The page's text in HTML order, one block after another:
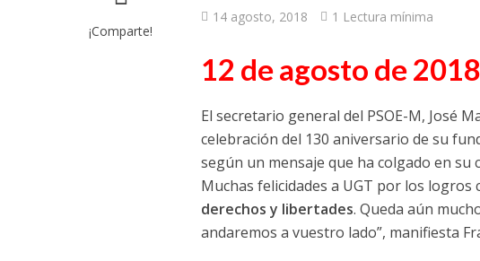
Javier Bueno, el periodista
El Ayuntamiento de Sevilla
¡Comparte!
14 agosto, 2018 1 Lectura mínima
12 de agosto de
El secretario general del PSOE-M, José
celebración del 130 aniversario de su
según un mensaje que ha colgado en su
Muchas felicidades a UGT por los logros
derechos y libertades. Queda aún
andaremos a vuestro lado”, manifiesta